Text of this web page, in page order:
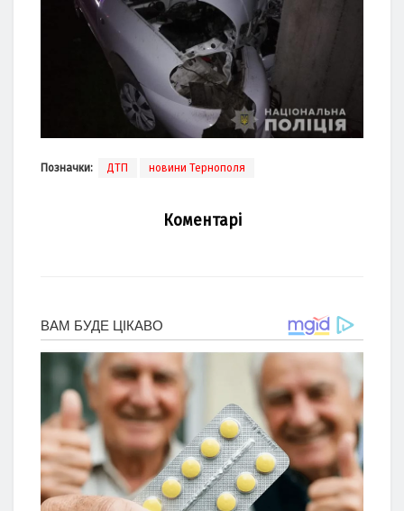
Позначки: ДТП новини Тернополя
Коментарі